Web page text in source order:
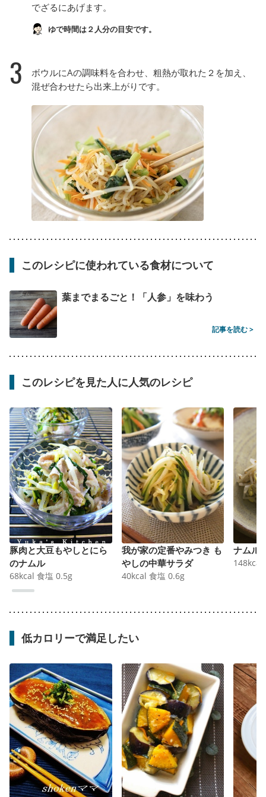
でざるにあげます。
ゆで時間は２人分の目安です。
3
ボウルにAの調味料を合わせ、粗熱が取れた２を加え、
混ぜ合わせたら出来上がりです。
このレシピに使われている食材について
葉までまるごと！「人参」を味わう
記事を読む >
このレシピを見た人に人気のレシピ
豚肉と大豆もやしとにら
のナムル
68kcal 食塩 0.5g
我が家の定番やみつき も
やしの中華サラダ
40kcal 食塩 0.6g
ナムル
148kcal
低カロリーで満足したい